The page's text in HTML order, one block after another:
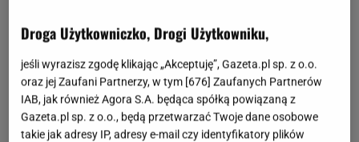
Droga Użytkowniczko, Drogi Użytkowniku,
jeśli wyrazisz zgodę klikając „Akceptuję”, Gazeta.pl sp. z o.o.
oraz jej Zaufani Partnerzy, w tym [676] Zaufanych Partnerów
IAB, jak również Agora S.A. będąca spółką powiązaną z
Gazeta.pl sp. z o.o., będą przetwarzać Twoje dane osobowe
takie jak adresy IP, adresy e-mail czy identyfikatory plików